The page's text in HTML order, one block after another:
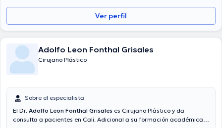
Ver perfil
Adolfo Leon Fonthal Grisales
Cirujano Plástico
Sobre el especialista
El Dr. Adolfo Leon Fonthal Grisales es Cirujano Plástico y da
consulta a pacientes en Cali. Adicional a su formación académica